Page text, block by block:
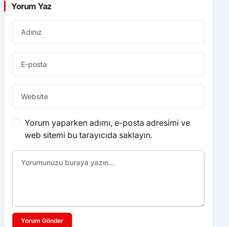
Yorum Yaz
Yorum yaparken adımı, e-posta adresimi ve
web sitemi bu tarayıcıda saklayın.
Yorum Gönder